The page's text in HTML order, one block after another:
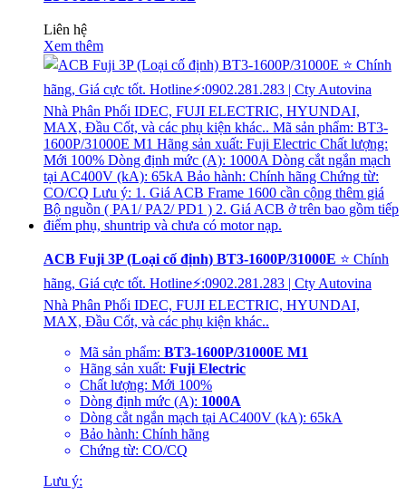
Liên hệ
Xem thêm
ACB Fuji 3P (Loại cố định) BT3-1600P/31000E ⭐ Chính
hãng, Giá cực tốt. Hotline⚡:0902.281.283 | Cty Autovina
Nhà Phân Phối IDEC, FUJI ELECTRIC, HYUNDAI,
MAX, Đầu Cốt, và các phụ kiện khác..
Mã sản phẩm: BT3-1600P/31000E M1
Hãng sản xuất: Fuji Electric
Chất lượng: Mới 100%
Dòng định mức (A): 1000A
Dòng cắt ngắn mạch tại AC400V (kA): 65kA
Bảo hành: Chính hãng
Chứng từ: CO/CQ
Lưu ý: